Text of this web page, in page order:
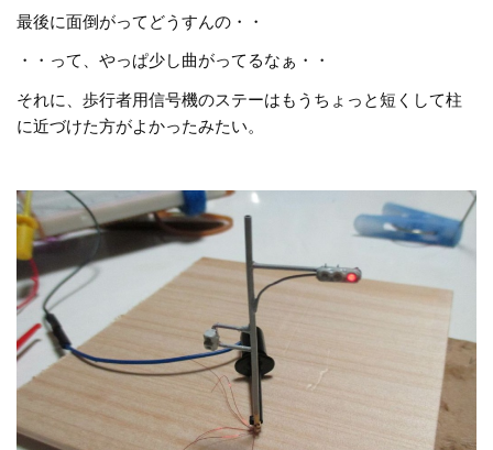
最後に面倒がってどうすんの・・
・・って、やっぱ少し曲がってるなぁ・・
それに、歩行者用信号機のステーはもうちょっと短くして柱
に近づけた方がよかったみたい。